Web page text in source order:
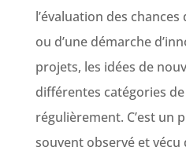
l’évaluation des
ou d’une démarche
projets, les idées de
différentes catégories
régulièrement. C’est un
souvent observé et vécu